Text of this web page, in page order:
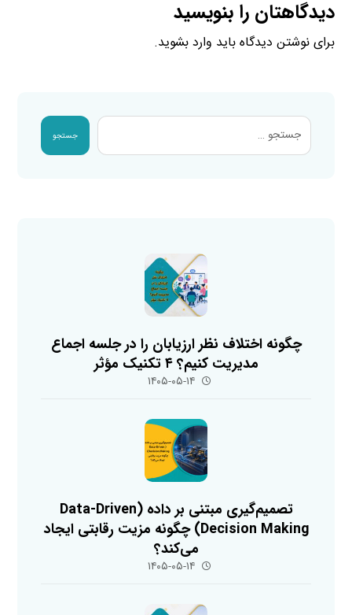
دیدگاهتان را بنویسید
برای نوشتن دیدگاه باید وارد بشوید.
جستجو
چگونه اختلاف نظر ارزیابان را در جلسه اجماع
مدیریت کنیم؟ ۴ تکنیک مؤثر
۱۴۰۵-۰۵-۱۴
تصمیم‌گیری مبتنی بر داده (Data-Driven
Decision Making) چگونه مزیت رقابتی ایجاد
می‌کند؟
۱۴۰۵-۰۵-۱۴